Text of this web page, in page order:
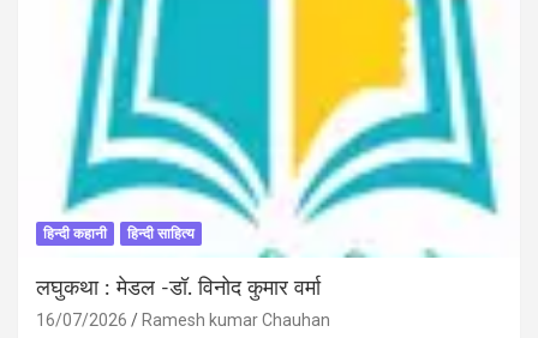
हिन्दी कहानी हिन्दी साहित्य
लघुकथा : मेडल -डॉ. विनोद कुमार वर्मा
16/07/2026 Ramesh kumar Chauhan